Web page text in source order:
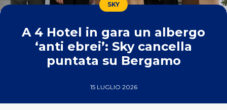
SKY
A 4 Hotel in gara un albergo
‘anti ebrei’: Sky cancella
puntata su Bergamo
15 LUGLIO 2026